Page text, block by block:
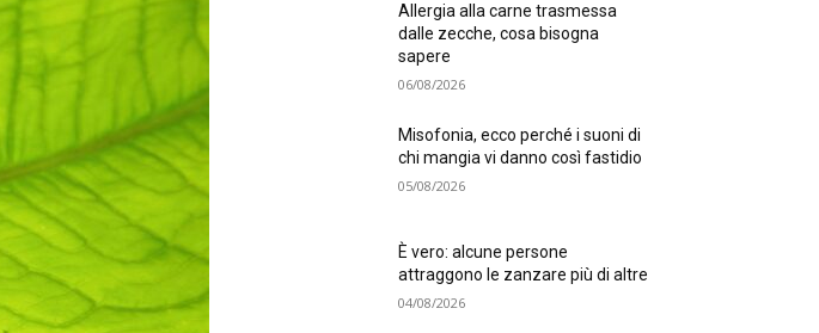
Allergia alla carne trasmessa
dalle zecche, cosa bisogna
sapere
06/08/2026
Misofonia, ecco perché i suoni di
chi mangia vi danno così fastidio
05/08/2026
È vero: alcune persone
attraggono le zanzare più di altre
04/08/2026